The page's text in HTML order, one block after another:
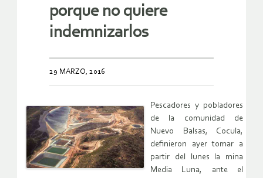
porque no quiere
indemnizarlos
29 MARZO, 2016
Pescadores y pobladores
de la comunidad de
Nuevo Balsas, Cocula,
definieron ayer tomar a
partir del lunes la mina
Media Luna, ante el